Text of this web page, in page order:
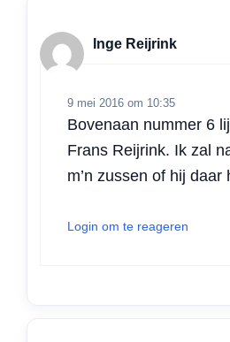
Inge Reijrink
9 mei 2016 om 10:35
Bovenaan nummer 6
Frans Reijrink. Ik zal
m’n zussen of hij daar
Login om te reageren